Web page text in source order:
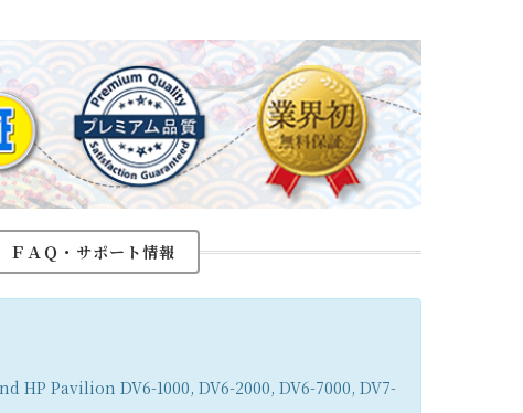
ＦＡＱ・サポート情報
Pavilion DV6-1000, DV6-2000, DV6-7000, DV7-